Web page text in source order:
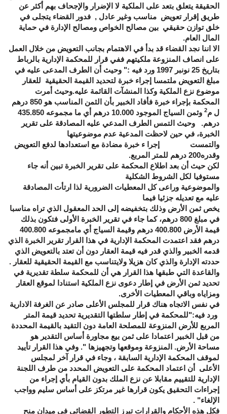
الحقيقة يتعلق بتعد على الملكية لا الإضرار والإجحاف بهم أكثر عن
طريق إقرار تعويض مناسب وغير عادل , فدور القضاء يتجلى في
خلق توازن حقيقي بين مصالح الخواص ومصالح الإدارة في حماية
المال العام.
الا اننا نجد القضاء قد بدأ في الاهتمام بجانب التعويض من خلال العمل
على انصاف المنزوعة ملكيتهم ففي قرار للمحكمة الإدارية بالرباط
بتاريخ 25 نونبر 1997 ورد فيه :" وحيث أن الطرف المدعى عليه في
مبلغ التعويض ملتمسا إجراء خبرة لتحديد القيمة الحقيقية للعقار
موضوع نزع الملكية وكذا المنشآت القائمة عليه.وحيث أمرت
المحكمة بإجراء خبرة فأفاد الخبير بأن الثمن المناسب هو 850 درهم
ل م2
وثمن السياج الموجود 10.000 درهم أي ما مجموعه 435.850
درهم. وحيث التمس الطرف المدعي عليه المصادقة على تقرير
الخبرة، في حين لاحظت المدعية عدم موضوعيتها
والتمست إجرا ء خبرة مضادة مع استعدادها لدفع التعويض
وقدره200 درهم للمتر المربع
.
لكن حيث أن بعد اطلاع المحكمة على تقرير الخبرة تبين أنه جاء
مستوفيا لكل الشروط الشكلية
والموضوعية وراعى كل المعطيات الضرورية لذا ارتأت المصادقة
عليه مع تعديله جزئيا فيما
يخص ثمن الأرض وذلك بتخفيضه إلى الحد المعقول الذي تراه مناسبا
في مبلغ 800 درهم، كما جاء في تقرير الخبرة الأولى فتكون بذلك
قيمة الأرض 400.800 درهم وقيمة السياج أي مامجموعه 400.800
درهم فقد اعتمدت المحكمة الإدارية في هذا القرار تقرير الخبرة الذي
قدمه الخبير والذي قدر فيه قيمة العقار دون أن تعتد بالتعويض الذي
حددته الإدارة والذي كان هزيلا ولايتناسب مع القيمة الحقيقية للعقار .
والقاعدة التي طبقها هذا القرار هي أن للمحكمة سلطة تقديرية في
تحديد ثمن الأرض في إطار دعوى نزع الملكية استنادا لموقع العقار
ومزاياه وباقي المعطيات الأخرى.
في نفس الاتجاه هناك قرار للمجلس الأعلى صادر عن الغرفة الادارية
ورد فيه:"للمحكمة في إطار سلطتها التقديرية تحديد قيمة المتر
المربع للأرض المنزوعة للمصلحة العامة دون التقيد بالقيمة المحددة
من قبل الخبير اعتمادا على ثمن بيع مجاورة أساس التقدير هو
مساحة الأرض. المنزوعة وموقعها وتجهيزها ". وفي هذا القرار تأييد
لموقف المحكمة الإدارية السابقة ، وجاء في قرار آخر لمجلس
الأعلى أن اعتماد المحكمة على التعويض المحدد من طرف اللجنة
الإدارية للتقييم مقابلا عن نزع الملك بدون القيام بأي إجراء من
إجراءات التحقيق يكون قرارها غير مرتكز على أساس سليم وواجب
الإلغاء" .
فكل هذه الأحكام والقرارات تبرز التطور القضائي في ميدان منح